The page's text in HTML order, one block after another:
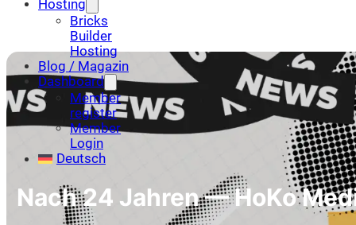
Hosting
Bricks
Builder
Hosting
Blog / Magazin
Dashboard
Member
register
Member
Login
Deutsch
Nach 24 Jahren — HoKo